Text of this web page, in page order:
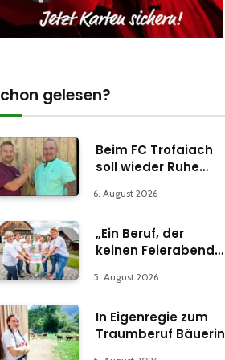
gelesen?
Beim FC Trofaiach
soll wieder Ruhe
6. August 2026
„Ein Beruf, der
keinen Feierabend
5. August 2026
In Eigenregie zum
Traumberuf Bäuerin